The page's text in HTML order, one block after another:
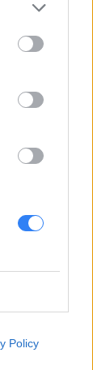
Policy
Integ